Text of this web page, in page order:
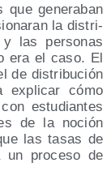
que gene­ra­ban
la dis­tri­
las per­so­nas
era el caso. El
de dis­tri­bu­ción
expli­car cómo
estu­dian­tes
de la noción
las tasas de
un pro­ce­so de